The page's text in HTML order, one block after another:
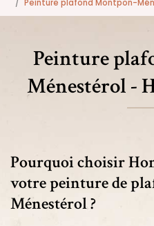
Peinture plafond Montpon-
Peinture
Ménestérol -
Pourquoi choisir
votre peinture de
Ménestérol ?